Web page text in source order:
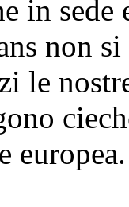
in
non
le
europea.